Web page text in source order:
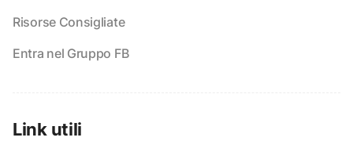
Risorse Consigliate
Entra nel Gruppo FB
Link utili